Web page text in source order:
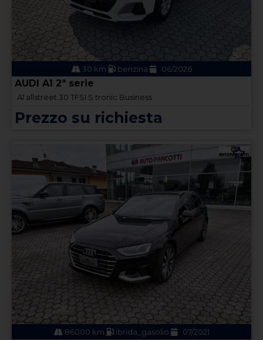
30 km benzina 06/2026
AUDI A1 2ª serie
A1 allstreet 30 TFSI S tronic Business
Prezzo su richiesta
86000 km ibrida_gasolio 07/2021